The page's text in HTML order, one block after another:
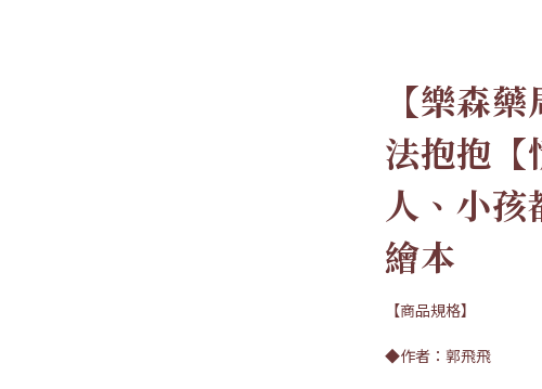
【樂森
法抱抱【
人、小
繪本
【商品規格】
◆作者：郭飛飛